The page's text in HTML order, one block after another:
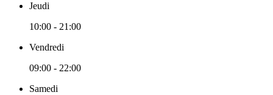
Jeudi
10:00 - 21:00
Vendredi
09:00 - 22:00
Samedi